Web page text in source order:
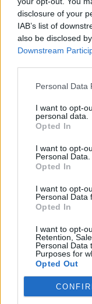
disclosure of your
IAB’s list of
also be disclosed
Downstream
Personal Data
I want to opt-
personal data.
Opted In
I want to opt-
Personal Data.
Opted In
I want to opt-
Personal Data
Opted In
I want to opt-
Retention,
Personal Data
Purposes for
Opted Out
18η συνεχόμενη
FTSE4Good
Alpha Bank: Για πρώτη
Τεχνητή Νοημοσύνη:
οι εταιρείες
επενδύσουν
28/07/2021 - 00:00